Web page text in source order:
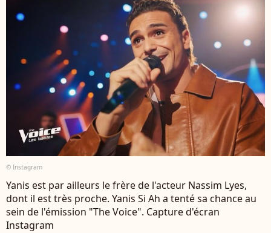
© Instagram
Yanis est par ailleurs le frère de l'acteur Nassim Lyes,
dont il est très proche. Yanis Si Ah a tenté sa chance au
sein de l'émission "The Voice". Capture d'écran
Instagram